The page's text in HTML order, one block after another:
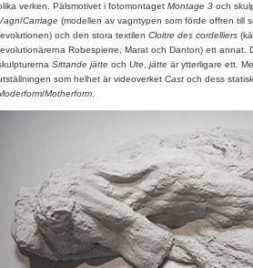
verken. Pälsmotivet i fotomontaget Montage 3och
/Carriage(modellen av vagntypen som förde offren till
och den stora textilen Cloitre des cordelliers
Robespierre, Marat och Danton) ett annat.
Sittande jätteoch Ute, jätte är ytterligare ett.
som helhet är videoverket Castoch dess
/Motherform.